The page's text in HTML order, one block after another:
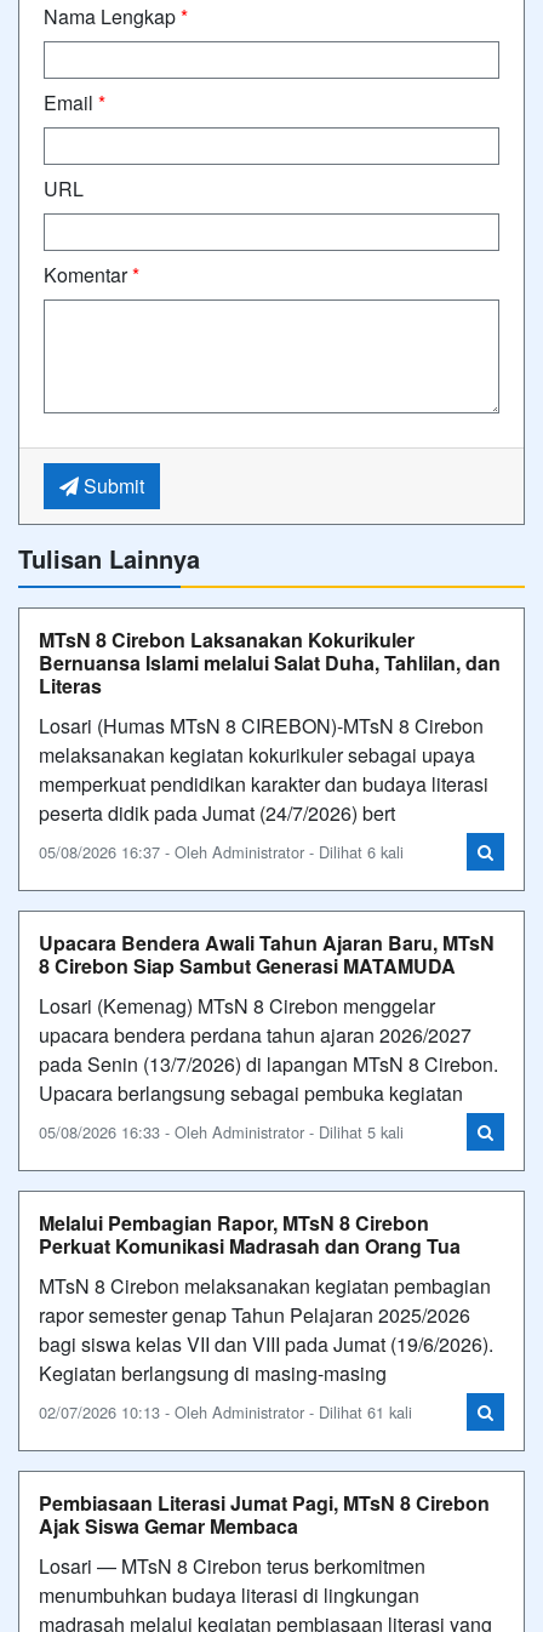
Nama Lengkap*
Email *
URL
Komentar*
Submit
Tulisan Lainnya
MTsN 8 Cirebon Laksanakan Kokurikuler
Bernuansa Islami melalui Salat Duha, Tahlilan, dan
Literas
Losari (Humas MTsN 8 CIREBON)-MTsN 8 Cirebon
melaksanakan kegiatan kokurikuler sebagai upaya
memperkuat pendidikan karakter dan budaya literasi
peserta didik pada Jumat (24/7/2026) bert
05/08/2026 16:37 - Oleh Administrator - Dilihat 6 kali
Upacara Bendera Awali Tahun Ajaran Baru, MTsN
8 Cirebon Siap Sambut Generasi MATAMUDA
Losari (Kemenag) MTsN 8 Cirebon menggelar
upacara bendera perdana tahun ajaran 2026/2027
pada Senin (13/7/2026) di lapangan MTsN 8 Cirebon.
Upacara berlangsung sebagai pembuka kegiatan
05/08/2026 16:33 - Oleh Administrator - Dilihat 5 kali
Melalui Pembagian Rapor, MTsN 8 Cirebon
Perkuat Komunikasi Madrasah dan Orang Tua
MTsN 8 Cirebon melaksanakan kegiatan pembagian
rapor semester genap Tahun Pelajaran 2025/2026
bagi siswa kelas VII dan VIII pada Jumat (19/6/2026).
Kegiatan berlangsung di masing-masing
02/07/2026 10:13 - Oleh Administrator - Dilihat 61 kali
Pembiasaan Literasi Jumat Pagi, MTsN 8 Cirebon
Ajak Siswa Gemar Membaca
Losari — MTsN 8 Cirebon terus berkomitmen
menumbuhkan budaya literasi di lingkungan
madrasah melalui kegiatan pembiasaan literasi yang